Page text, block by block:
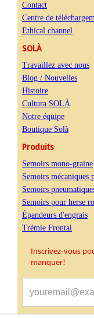
Contact
Centre de
Ethical channel
SOLÀ
Travaillez avec nous
Blog / Nouvelles
Histoire
Cultura SOLÀ
Notre équipe
Boutique Solà
Produits
Semoirs mono-graine
Semoirs mécaniques
Semoirs
Semoirs pour herse
Épandeurs d'engrais
Trémie Frontal
Inscrivez-vous
manquer!